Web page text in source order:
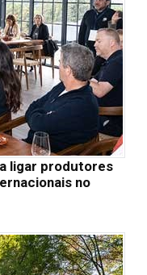
ligar produtores
no